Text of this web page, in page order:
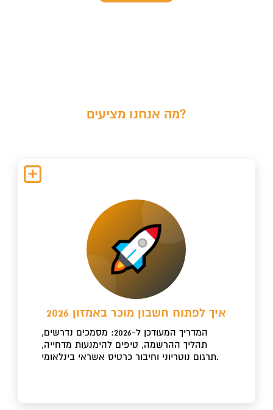
מה אנחנו מציעים?
איך לפתוח חשבון מוכר באמזון 2026
המדריך המעודכן ל-2026: מסמכים נדרשים,
תהליך ההרשמה, טיפים להימנעות מדחייה,
תרגום נוטריוני וחיבור כרטיס אשראי בינלאומי.